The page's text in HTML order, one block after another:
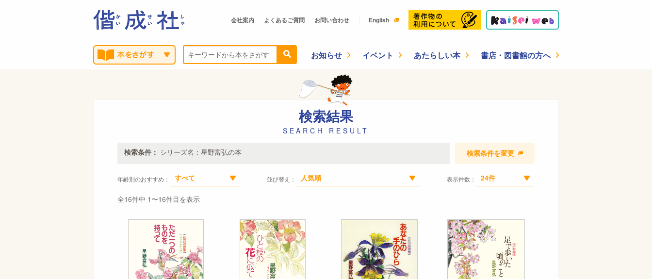
会社案内 よくあるご質問 お問い合わせ English
お知らせ イベント あたらしい本 書店・図書館の方へ
検索結果
SEARCH RESULT
検索条件： シリーズ名：星野富弘の本 検索条件を変更
年齢別のおすすめ： すべて 並び替え： 人気順 表示件数： 24件
全16件中 1〜16件目を表示